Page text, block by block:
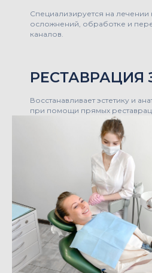
Специализируется на лечении
осложнений, обработке и
каналов.
РЕСТАВРАЦИЯ
Восстанавливает эстетику и
при помощи прямых